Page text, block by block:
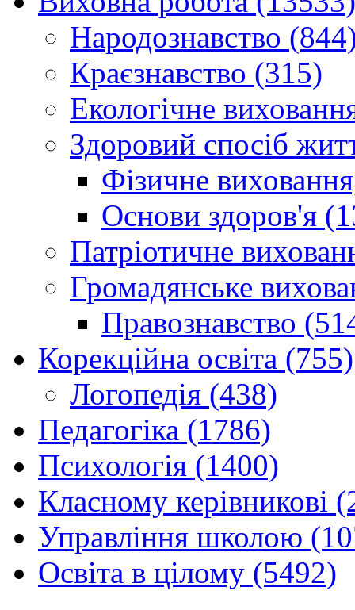
Народознавство
Краєзнавство (315)
Екологічне
Здоровий спосіб
Фізичне
Основи здоров'я
Патріотичне
Громадянське
Правознавство
Корекційна освіта (755)
Логопедія (438)
Педагогіка (1786)
Психологія (1400)
Класному керівникові
Управління школою
Освіта в цілому (5492)